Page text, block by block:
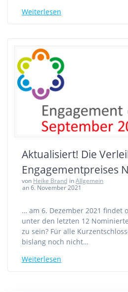
Weiterlesen
Aktualisiert! Die
Engagementpreises
von Heike Brand inAllgemein
an 6. November 2021
… am 6. Dezember 2021 findet
unter den letzten 12
zu sein? Für alle
bislang noch nicht…
Weiterlesen